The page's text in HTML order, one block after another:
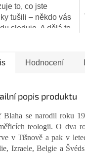
to, co jste
tušili – někdo vás
sleduje. A dělá to
Hodnocení
popis produktu
Blaha se narodil roku
teologii. O dva
v Tišnově a pak v
Izraele, Belgie a